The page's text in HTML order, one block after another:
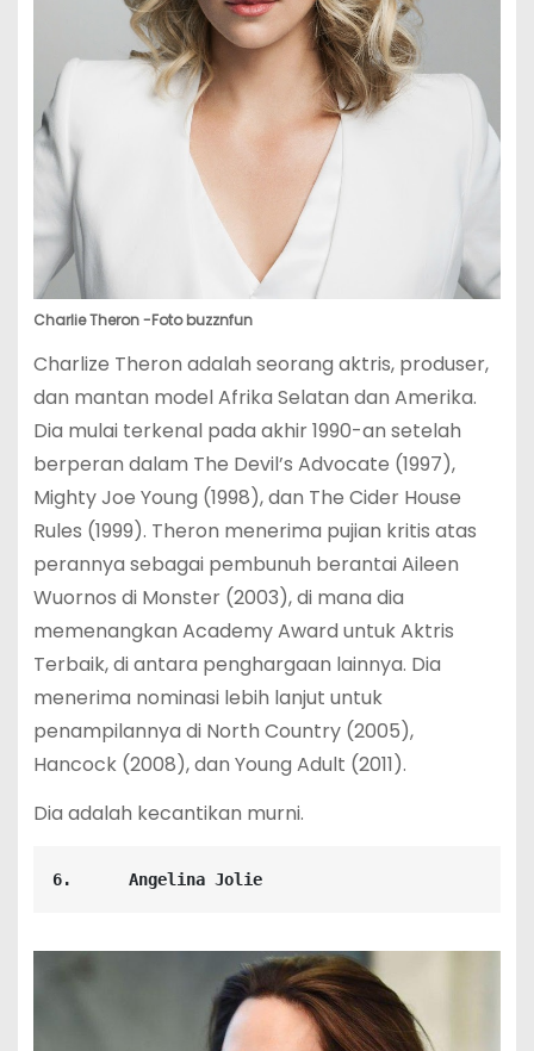
Charlie Theron -Foto buzznfun
Charlize Theron adalah seorang aktris, produser,
dan mantan model Afrika Selatan dan Amerika.
Dia mulai terkenal pada akhir 1990-an setelah
berperan dalam The Devil’s Advocate (1997),
Mighty Joe Young (1998), dan The Cider House
Rules (1999). Theron menerima pujian kritis atas
perannya sebagai pembunuh berantai Aileen
Wuornos di Monster (2003), di mana dia
memenangkan Academy Award untuk Aktris
Terbaik, di antara penghargaan lainnya. Dia
menerima nominasi lebih lanjut untuk
penampilannya di North Country (2005),
Hancock (2008), dan Young Adult (2011).
Dia adalah kecantikan murni.
6.      Angelina Jolie